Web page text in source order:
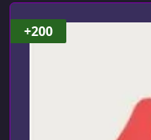
УРОК 8.
AWS Serverless
+200